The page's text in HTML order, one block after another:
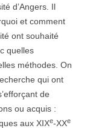
d’Angers. Il
et comment
ont souhaité
quelles
méthodes. On
qui ont
de
ou acquis :
aux XIXe-XXe